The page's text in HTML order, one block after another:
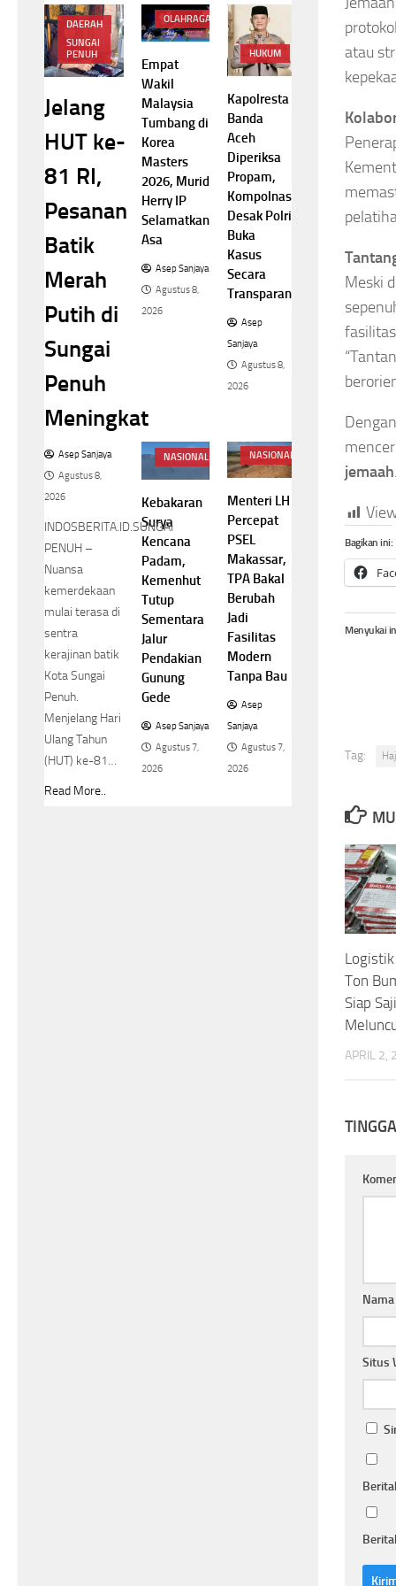
atau
Meski
jemaah.
Bagikan ini:
Menyukai
Tag:
Ton
Siap
APRIL 2,
Nama
Situs
DAERAH
SUNGAI
PENUH
Jelang
HUT ke-
81 RI,
Pesanan
Batik
Merah
Putih di
Sungai
Penuh
Meningkat
Asep Sanjaya
Agustus 8,
2026
INDOSBERITA.ID.SUNGAI
PENUH –
Nuansa
kemerdekaan
mulai terasa di
sentra
kerajinan batik
Kota Sungai
Penuh.
Menjelang Hari
Ulang Tahun
(HUT) ke-81…
Read More..
OLAHRAGA
Empat
Wakil
Malaysia
Tumbang di
Korea
Masters
2026, Murid
Herry IP
Selamatkan
Asa
Asep Sanjaya
Agustus 8,
2026
HUKUM
Kapolresta
Banda
Aceh
Diperiksa
Propam,
Kompolnas
Desak Polri
Buka
Kasus
Secara
Transparan
Asep
Sanjaya
Agustus 8,
2026
NASIONAL
Kebakaran
Surya
Kencana
Padam,
Kemenhut
Tutup
Sementara
Jalur
Pendakian
Gunung
Gede
Asep Sanjaya
Agustus 7,
2026
NASIONAL
Menteri LH
Percepat
PSEL
Makassar,
TPA Bakal
Berubah
Jadi
Fasilitas
Modern
Tanpa Bau
Asep
Sanjaya
Agustus 7,
2026